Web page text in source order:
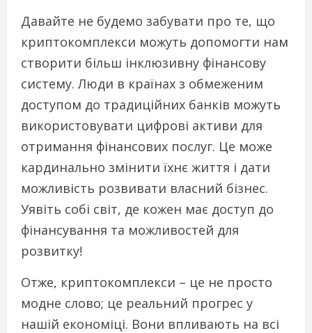
Давайте не будемо забувати про те, що
криптокомплекси можуть допомогти нам
створити більш інклюзивну фінансову
систему. Люди в країнах з обмеженим
доступом до традиційних банків можуть
використовувати цифрові активи для
отримання фінансових послуг. Це може
кардинально змінити їхнє життя і дати
можливість розвивати власний бізнес.
Уявіть собі світ, де кожен має доступ до
фінансування та можливостей для
розвитку!
Отже, криптокомплекси – це не просто
модне слово; це реальний прогрес у
нашій економіці. Вони впливають на всі